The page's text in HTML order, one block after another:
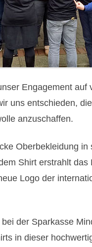
Engagement auf
uns entschieden,
anzuschaffen.
Oberbekleidung
Shirt erstrahlt
Logo der
der Sparkasse
in dieser